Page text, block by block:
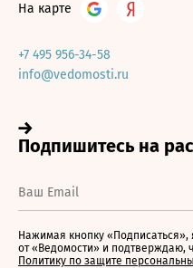
На карте
+7 495 956-34-58
info@vedomosti.ru
Нажимая кнопку «Подписаться»,
от «Ведомости» и подтверждаю,
Политику по защите